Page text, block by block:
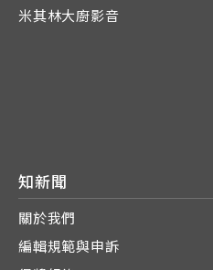
米其林大廚影音
知新聞
關於我們
編輯規範與申訴